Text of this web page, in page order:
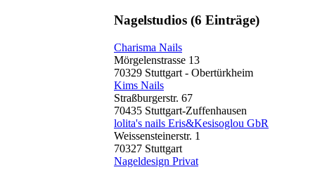
Nagelstudios (6 Einträge)
Charisma Nails
Mörgelenstrasse 13
70329 Stuttgart - Obertürkheim
Kims Nails
Straßburgerstr. 67
70435 Stuttgart-Zuffenhausen
lolita's nails Eris&Kesisoglou GbR
Weissensteinerstr. 1
70327 Stuttgart
Nageldesign Privat